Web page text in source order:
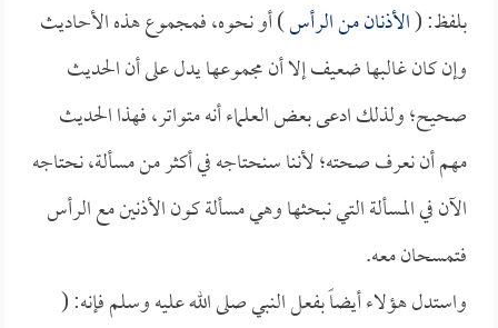
بلفظ: (الأذنان من الرأس) أو نحوه، فمجموع هذه الأحاديث
وإن كان غالبها ضعيف إلا أن مجموعها يدل على أن الحديث
صحيح؛ ولذلك ادعى بعض العلماء أنه متواتر، فهذا الحديث
مهم أن نعرف صحته؛ لأننا سنحتاجه في أكثر من مسألة، نحتاجه
الآن في المسألة التي نبحثها وهي مسألة كون الأذنين مع الرأس
فتمسحان معه.
واستدل هؤلاء أيضاً بفعل النبي صلى الله عليه وسلم فإنه: (